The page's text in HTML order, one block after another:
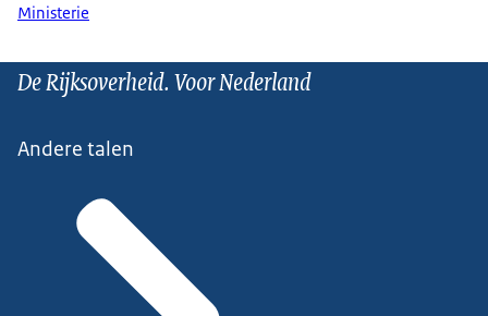
Ministerie
De Rijksoverheid. Voor Nederland
Andere talen